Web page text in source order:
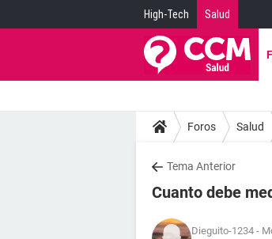
High-Tech Salud
Foros Salud
Tema Anterior
Cuanto debe
Dieguito-1234 -